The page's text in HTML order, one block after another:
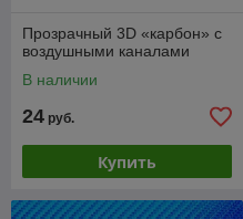
Прозрачный 3D «карбон» с
воздушными каналами
В наличии
24 руб.
Купить